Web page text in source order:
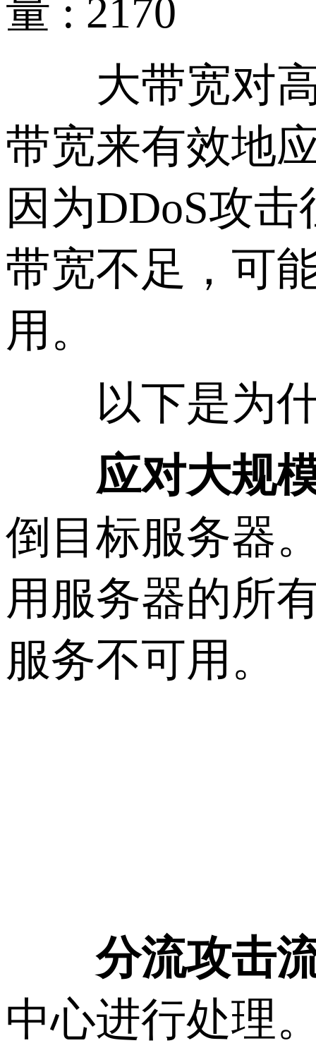
量 : 2170
大带宽对高
带宽来有效地
因为DDoS攻
带宽不足，可
用。
以下是为什
应对大规
倒目标服务器
用服务器的所
服务不可用。
分流攻击
中心进行处理